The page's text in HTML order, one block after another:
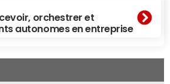
orchestrer et
autonomes en entreprise